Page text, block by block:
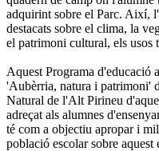
adquirint sobre el Parc. Així,
destacats sobre el clima, la
el patrimoni cultural, els usos
Aquest Programa d'educació
'Aubèrria, natura i patrimoni'
Natural de l'Alt Pirineu
adreçat als alumnes
té com a objectiu apropar i
població escolar sobre aquest